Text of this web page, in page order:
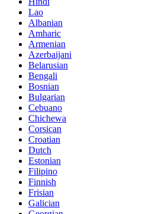
Lao
Albanian
Amharic
Armenian
Azerbaijani
Belarusian
Bengali
Bosnian
Bulgarian
Cebuano
Chichewa
Corsican
Croatian
Dutch
Estonian
Filipino
Finnish
Frisian
Galician